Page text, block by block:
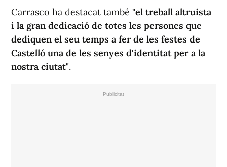
Carrasco ha destacat també "el treball altruista
i la gran dedicació de totes les persones que
dediquen el seu temps a fer de les festes de
Castelló una de les senyes d'identitat per a la
nostra ciutat".